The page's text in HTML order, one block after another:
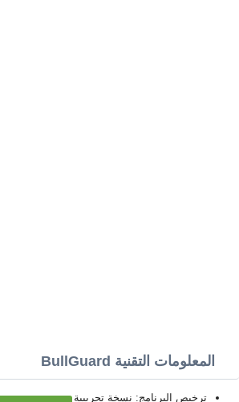
المعلومات التقنية BullGuard
ترخيص البرنامج: نسخة تجريبية